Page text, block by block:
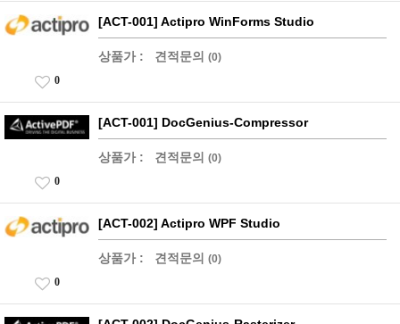
[ACT-001] Actipro WinForms Studio
상품가 : 견적문의 (0)
0
[ACT-001] DocGenius-Compressor
상품가 : 견적문의 (0)
0
[ACT-002] Actipro WPF Studio
상품가 : 견적문의 (0)
0